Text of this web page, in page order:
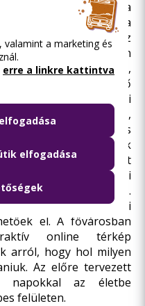
címen, vagy a
A járatfigyelő funkcióra
járatokról az
akár e-mailen
webes, illetve iOS,
is elérhető
valós idejű adatai
a BKK honlapján,
mobilalkalmazás
valós helyzetének
alkalmas. Indulás előtt
közlekedési
változtatásokról is.
valós idejű közúti
el. A fővárosban
online térkép
arról, hogy hol milyen
Az előre tervezett
napokkal az életbe
felületen.
valamint a marketing és
erre a linkre kattintva
elfogadása